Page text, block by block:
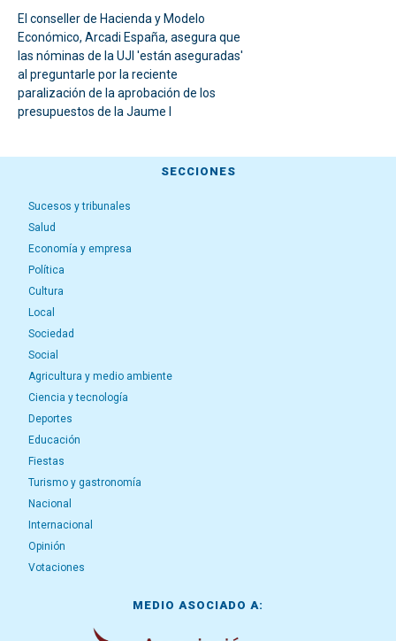
El conseller de Hacienda y Modelo
Económico, Arcadi España, asegura que
las nóminas de la UJI 'están aseguradas'
al preguntarle por la reciente
paralización de la aprobación de los
presupuestos de la Jaume I
SECCIONES
Sucesos y tribunales
Salud
Economía y empresa
Política
Cultura
Local
Sociedad
Social
Agricultura y medio ambiente
Ciencia y tecnología
Deportes
Educación
Fiestas
Turismo y gastronomía
Nacional
Internacional
Opinión
Votaciones
MEDIO ASOCIADO A: